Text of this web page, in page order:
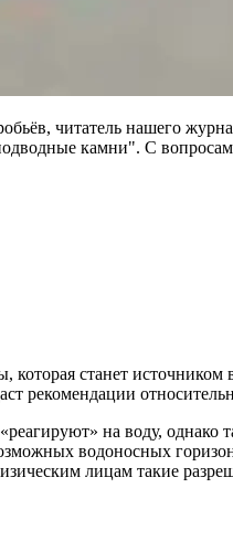
читатель нашего
камни". С
станет источником
рекомендации
на воду, однако
водоносных
лицам такие